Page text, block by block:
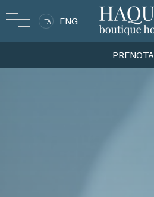
ITA ENG
PRENOTA